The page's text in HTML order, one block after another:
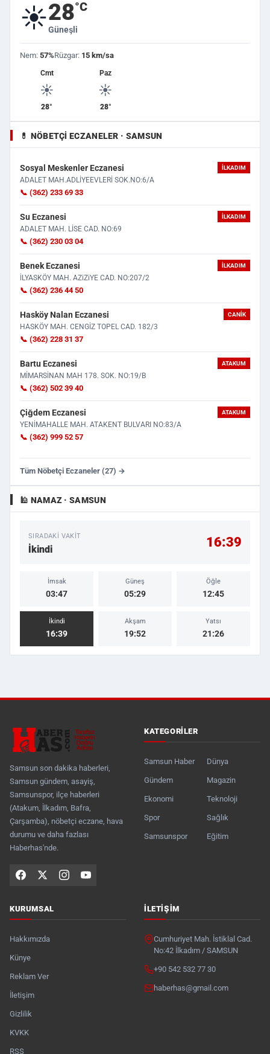
☀️28°C
Güneşli
Nem: 57%Rüzgar: 15 km/sa
Cmt
☀️
28°
Paz
☀️
28°
💊 NÖBETÇI ECZANELER · SAMSUN
Sosyal Meskenler Eczanesi İLKADIM
ADALET MAH.ADLİYEEVLERİ SOK.NO:6/A
📞 (362) 233 69 33
Su Eczanesi İLKADIM
ADALET MAH. LİSE CAD. NO:69
📞 (362) 230 03 04
Benek Eczanesi İLKADIM
İLYASKÖY MAH. AZiZiYE CAD. NO:207/2
📞 (362) 236 44 50
Hasköy Nalan Eczanesi CANIK
HASKÖY MAH. CENGİZ TOPEL CAD. 182/3
📞 (362) 228 31 37
Bartu Eczanesi ATAKUM
MİMARSİNAN MAH 178. SOK. NO:19/B
📞 (362) 502 39 40
Çiğdem Eczanesi ATAKUM
YENİMAHALLE MAH. ATAKENT BULVARI NO:83/A
📞 (362) 999 52 57
Tüm Nöbetçi Eczaneler (27) →
🕌 NAMAZ · SAMSUN
SIRADAKI VAKIT
İkindi 16:39
İmsak
03:47
Güneş
05:29
Öğle
12:45
İkindi
16:39
Akşam
19:52
Yatsı
21:26
Samsun son dakika haberleri,
Samsun gündem, asayiş,
Samsunspor, ilçe haberleri
(Atakum, İlkadım, Bafra,
Çarşamba), nöbetçi eczane, hava
durumu ve daha fazlası
Haberhas'nde.
KATEGORILER
Samsun Haber
Gündem
Ekonomi
Spor
Samsunspor
Dünya
Magazin
Teknoloji
Sağlık
Eğitim
KURUMSAL
Hakkımızda
Künye
Reklam Ver
İletişim
Gizlilik
KVKK
RSS
İLETIŞIM
Cumhuriyet Mah. İstiklal Cad.
No:42 İlkadım / SAMSUN
+90 542 532 77 30
haberhas@gmail.com